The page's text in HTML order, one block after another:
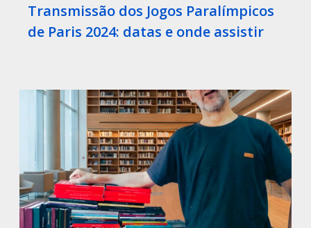
Transmissão dos Jogos Paralímpicos
de Paris 2024: datas e onde assistir